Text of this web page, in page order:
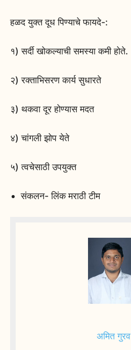
हळद युक्त दूध पिण्याचे फायदे-:
१) सर्दी खोकल्याची समस्या कमी होते.
२) रक्ताभिसरण कार्य सुधारते
३) थकवा दूर होण्यास मदत
४) चांगली झोप येते
५) त्वचेसाठी उपयुक्त
संकलन- लिंक मराठी टीम
अमित गुरव